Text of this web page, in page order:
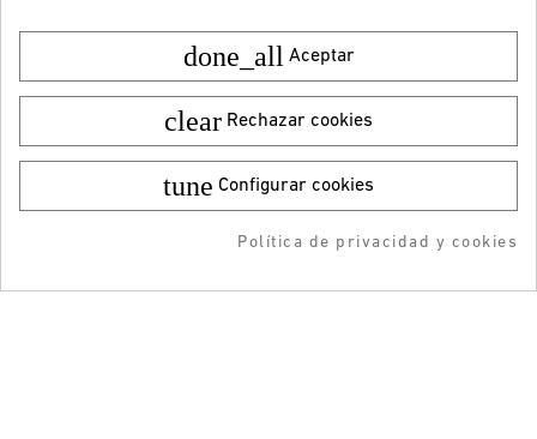
Talla: 41
135,00 €
89,99 € AÑADIR AL CARRITO
¿Quieres recibir nuestras ofertas y
-5% DTO + Envío Gratis
done_all Aceptar
clear Rechazar cookies
tune Configurar cookies
Política de privacidad y cookies